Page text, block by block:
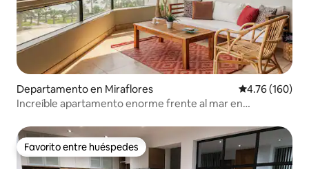
Departamento en Miraflores Calificación
4.76 (160)
Increíble apartamento enorme frente al mar en
Favorito entre huéspedes
Favorito entre huéspedes